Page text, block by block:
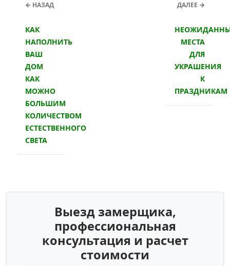
← НАЗАД
КАК
НАПОЛНИТЬ
ВАШ
ДОМ
КАК
МОЖНО
БОЛЬШИМ
КОЛИЧЕСТВОМ
ЕСТЕСТВЕННОГО
СВЕТА
ДАЛЕЕ →
МЕСТА
ДЛЯ
УКРАШЕНИЯ
К
ПРАЗДНИКАМ
Выезд замерщика,
профессиональная
консультация и расчет
стоимости